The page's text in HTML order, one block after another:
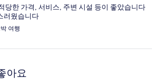
당한 가격, 서비스, 주변 시설 등이 좋았습니다
러웠습니다
여행
아요